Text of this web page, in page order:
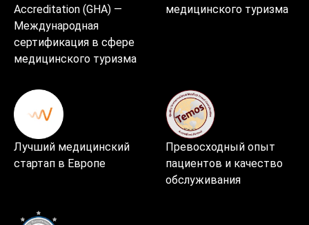
Accreditation (GHA) —
Международная
сертификация в сфере
медицинского туризма
медицинского туризма
Лучший медицинский
стартап в Европе
Превосходный опыт
пациентов и качество
обслуживания